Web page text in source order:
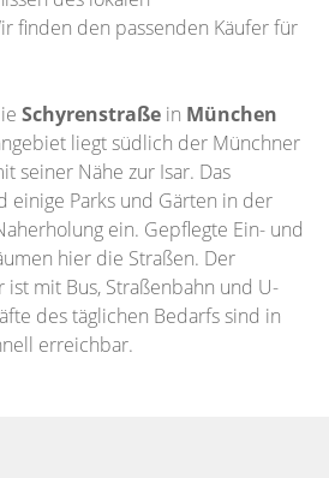
finden den passenden Käufer für
Schyrenstraße in München
liegt südlich der Münchner
seiner Nähe zur Isar. Das
einige Parks und Gärten in der
ein. Gepflegte Ein- und
hier die Straßen. Der
mit Bus, Straßenbahn und U-
des täglichen Bedarfs sind in
erreichbar.